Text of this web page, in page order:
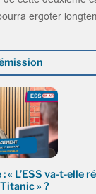
ergoter
« L’ESS va-t-elle
» ?